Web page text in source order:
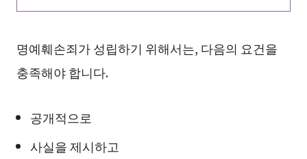
명예훼손죄가 성립하기 위해서는, 다음의 요건을
충족해야 합니다.
공개적으로
사실을 제시하고